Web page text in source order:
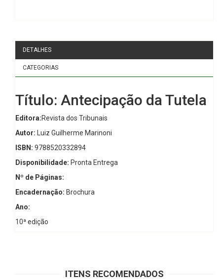
DETALHES
CATEGORIAS
Título: Antecipação da Tutela
Editora:Revista dos Tribunais
Autor: Luiz Guilherme Marinoni
ISBN: 9788520332894
Disponibilidade: Pronta Entrega
Nº de Páginas:
Encadernação: Brochura
Ano:
10ª edição
ITENS RECOMENDADOS